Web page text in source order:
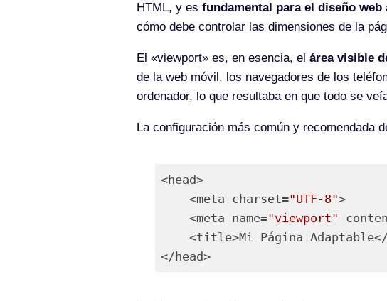
HTML, y es fundamental para el diseño web
cómo debe controlar las dimensiones de la
El «viewport» es, en esencia, el área visible
de la web móvil, los navegadores de los
ordenador, lo que resultaba en que todo se
La configuración más común y recomendada
<head>
    <meta charset=
"UTF-8">
    <meta name=
"viewport"